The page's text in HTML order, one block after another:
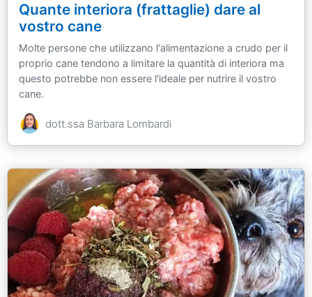
Quante interiora (frattaglie) dare al
vostro cane
Molte persone che utilizzano l'alimentazione a crudo per il
proprio cane tendono a limitare la quantità di interiora ma
questo potrebbe non essere l'ideale per nutrire il vostro
cane.
dott.ssa Barbara Lombardi